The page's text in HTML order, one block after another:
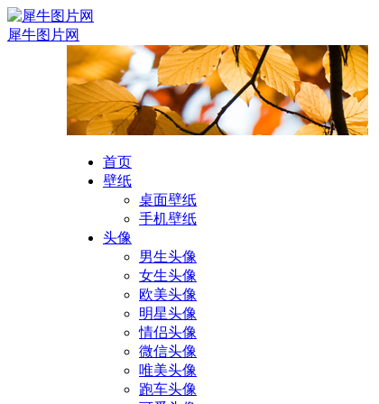
犀牛图片网
首页
壁纸
桌面壁纸
手机壁纸
头像
男生头像
女生头像
欧美头像
明星头像
情侣头像
微信头像
唯美头像
跑车头像